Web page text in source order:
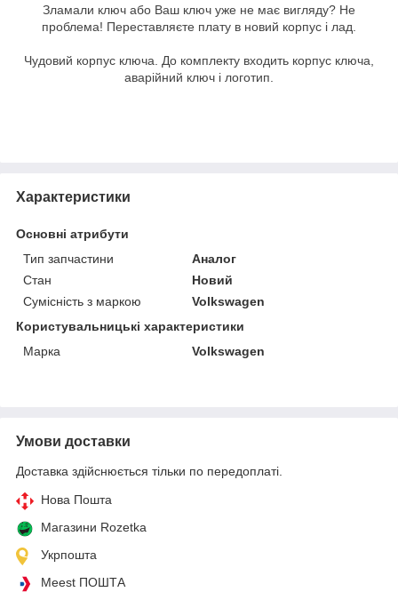
Зламали ключ або Ваш ключ уже не має вигляду? Не
проблема! Переставляєте плату в новий корпус і лад.
Чудовий корпус ключа. До комплекту входить корпус ключа,
аварійний ключ і логотип.
Характеристики
Основні атрибути
Тип запчастини
Аналог
Стан
Новий
Сумісність з маркою
Volkswagen
Користувальницькі характеристики
Марка
Volkswagen
Умови доставки
Доставка здійснюється тільки по передоплаті.
Нова Пошта
Магазини Rozetka
Укрпошта
Meest ПОШТА